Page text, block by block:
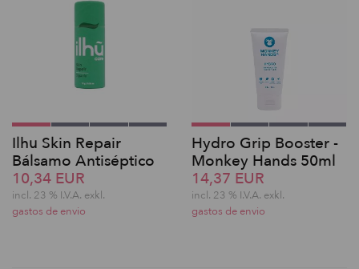
Ilhu Skin Repair
Bálsamo Antiséptico
10,34 EUR
incl. 23 % I.V.A. exkl.
gastos de envio
Hydro Grip Booster -
Monkey Hands 50ml
14,37 EUR
incl. 23 % I.V.A. exkl.
gastos de envio